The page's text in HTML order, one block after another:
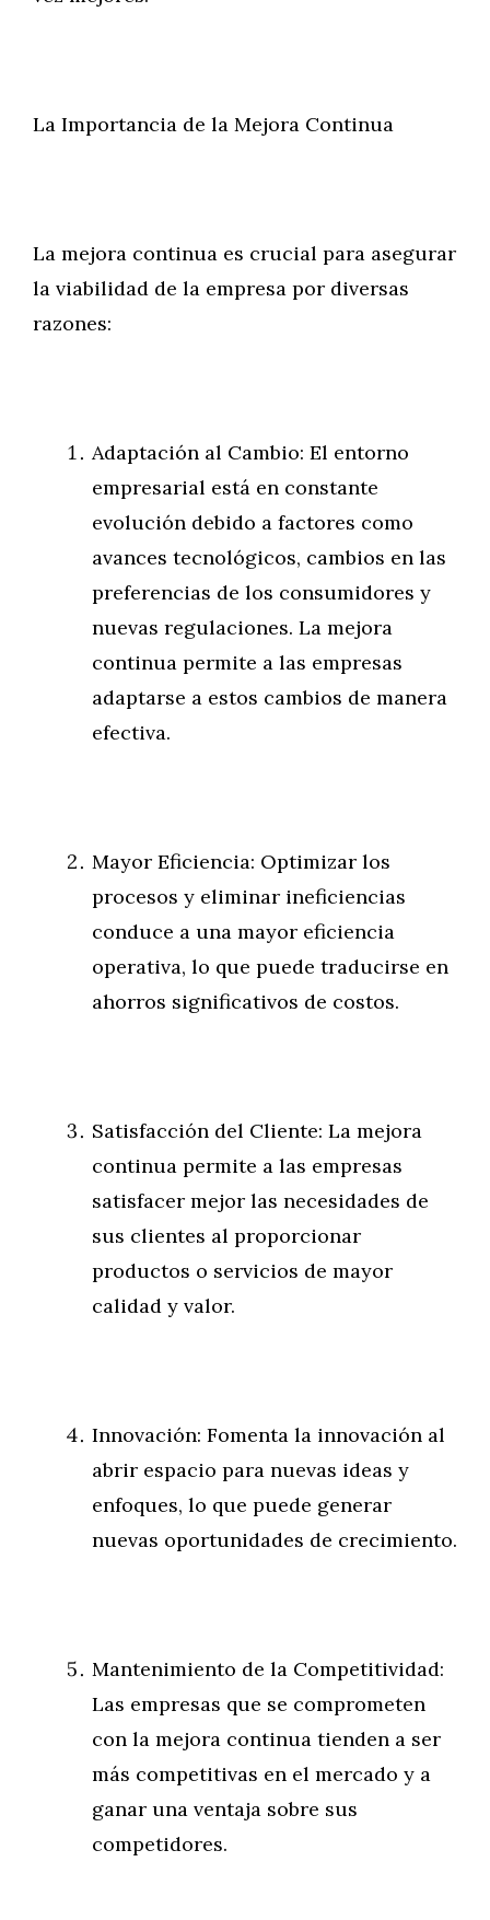
La Importancia de la Mejora Continua
La mejora continua es crucial para asegurar
la viabilidad de la empresa por diversas
razones:
Adaptación al Cambio: El entorno
empresarial está en constante
evolución debido a factores como
avances tecnológicos, cambios en las
preferencias de los consumidores y
nuevas regulaciones. La mejora
continua permite a las empresas
adaptarse a estos cambios de manera
efectiva.
Mayor Eficiencia: Optimizar los
procesos y eliminar ineficiencias
conduce a una mayor eficiencia
operativa, lo que puede traducirse en
ahorros significativos de costos.
Satisfacción del Cliente: La mejora
continua permite a las empresas
satisfacer mejor las necesidades de
sus clientes al proporcionar
productos o servicios de mayor
calidad y valor.
Innovación: Fomenta la innovación al
abrir espacio para nuevas ideas y
enfoques, lo que puede generar
nuevas oportunidades de crecimiento.
Mantenimiento de la Competitividad:
Las empresas que se comprometen
con la mejora continua tienden a ser
más competitivas en el mercado y a
ganar una ventaja sobre sus
competidores.